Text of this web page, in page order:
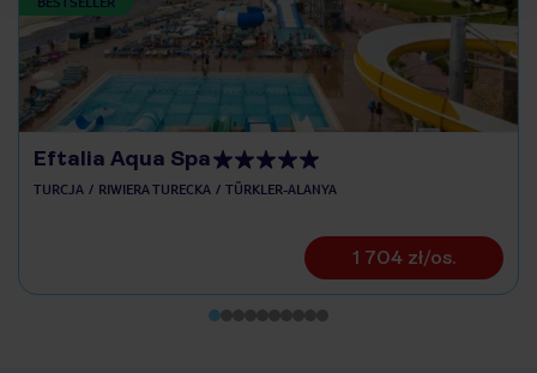
Eftalia Aqua Spa
TURCJA RIWIERA TURECKA TÜRKLER-ALANYA
1 704 zł/os.